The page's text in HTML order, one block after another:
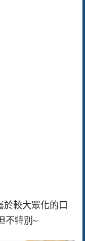
於較大眾化的口
不特別~